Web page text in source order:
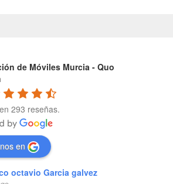
de Móviles Murcia - Quo
293 reseñas.
en
octavio Garcia galvez